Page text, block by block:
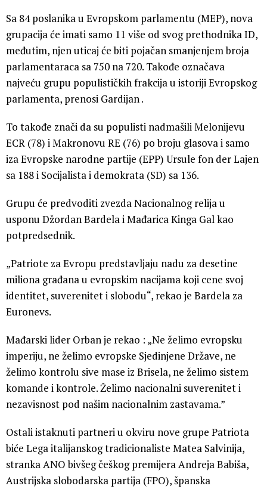
Sa 84 poslanika u Evropskom parlamentu (MEP), nova
grupacija će imati samo 11 više od svog prethodnika ID,
međutim, njen uticaj će biti pojačan smanjenjem broja
parlamentaraca sa 750 na 720. Takođe označava
najveću grupu populističkih frakcija u istoriji Evropskog
parlamenta, prenosi Gardijan .
To takođe znači da su populisti nadmašili Melonijevu
ECR (78) i Makronovu RE (76) po broju glasova i samo
iza Evropske narodne partije (EPP) Ursule fon der Lajen
sa 188 i Socijalista i demokrata (SD) sa 136.
Grupu će predvoditi zvezda Nacionalnog relija u
usponu Džordan Bardela i Mađarica Kinga Gal kao
potpredsednik.
„Patriote za Evropu predstavljaju nadu za desetine
miliona građana u evropskim nacijama koji cene svoj
identitet, suverenitet i slobodu“, rekao je Bardela za
Euronevs.
Mađarski lider Orban je rekao : „Ne želimo evropsku
imperiju, ne želimo evropske Sjedinjene Države, ne
želimo kontrolu sive mase iz Brisela, ne želimo sistem
komande i kontrole. Želimo nacionalni suverenitet i
nezavisnost pod našim nacionalnim zastavama.”
Ostali istaknuti partneri u okviru nove grupe Patriota
biće Lega italijanskog tradicionaliste Matea Salvinija,
stranka ANO bivšeg češkog premijera Andreja Babiša,
Austrijska slobodarska partija (FPO), španska